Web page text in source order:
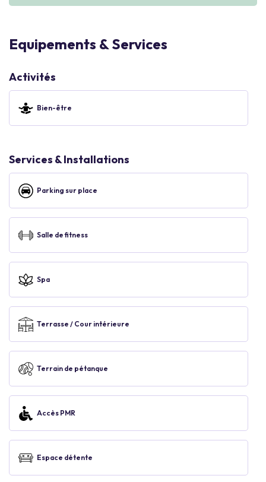
Equipements & Services
Activités
Bien-être
Services & Installations
Parking sur place
Salle de fitness
Spa
Terrasse / Cour intérieure
Terrain de pétanque
Accès PMR
Espace détente